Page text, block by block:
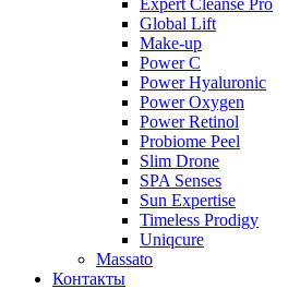
Expert Cleanse Pro
Global Lift
Make-up
Power C
Power Hyaluronic
Power Oxygen
Power Retinol
Probiome Peel
Slim Drone
SPA Senses
Sun Expertise
Timeless Prodigy
Uniqcure
Massato
Контакты